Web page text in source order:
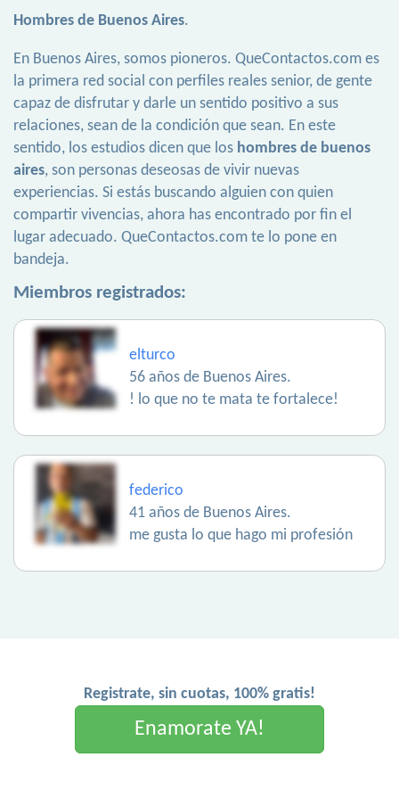
Hombres de Buenos Aires.
En Buenos Aires, somos pioneros. QueContactos.com es
la primera red social con perfiles reales senior, de gente
capaz de disfrutar y darle un sentido positivo a sus
relaciones, sean de la condición que sean. En este
sentido, los estudios dicen que los hombres de buenos
aires, son personas deseosas de vivir nuevas
experiencias. Si estás buscando alguien con quien
compartir vivencias, ahora has encontrado por fin el
lugar adecuado. QueContactos.com te lo pone en
bandeja.
Miembros registrados:
elturco
56 años de Buenos Aires.
! lo que no te mata te fortalece!
federico
41 años de Buenos Aires.
me gusta lo que hago mi profesión
Registrate, sin cuotas, 100% gratis!
Enamorate YA!